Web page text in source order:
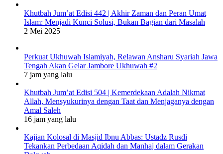
Khutbah Jum’at Edisi 442 | Akhir Zaman dan Peran Umat
Islam: Menjadi Kunci Solusi, Bukan Bagian dari Masalah
2 Mei 2025
Perkuat Ukhuwah Islamiyah, Relawan Ansharu Syariah Jawa
Tengah Akan Gelar Jambore Ukhuwah #2
7 jam yang lalu
Khutbah Jum’at Edisi 504 | Kemerdekaan Adalah Nikmat
Allah, Mensyukurinya dengan Taat dan Menjaganya dengan
Amal Saleh
16 jam yang lalu
Kajian Kolosal di Masjid Ibnu Abbas: Ustadz Rusdi
Tekankan Perbedaan Aqidah dan Manhaj dalam Gerakan